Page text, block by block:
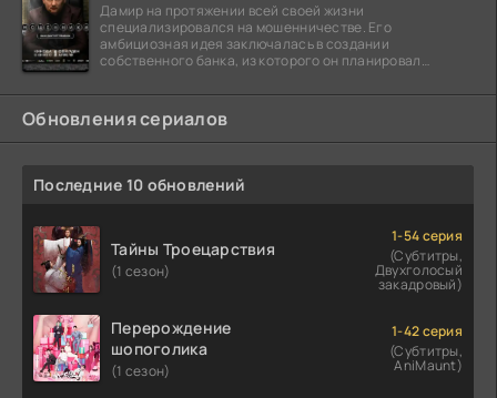
Дамир на протяжении всей своей жизни
специализировался на мошенничестве. Его
амбициозная идея заключалась в создании
собственного банка, из которого он планировал
Обновления сериалов
Последние 10 обновлений
Тайны Троецарствия
(1 сезон)
1-54 серия
(Субтитры,
Двухголосый
закадровый)
Перерождение
шопоголика
(1 сезон)
1-42 серия
(Субтитры,
AniMaunt)